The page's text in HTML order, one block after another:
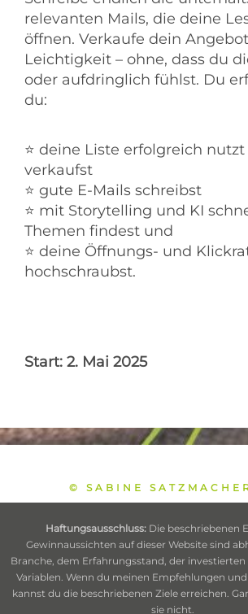
relevanten Mails, die deine
öffnen. Verkaufe dein
Leichtigkeit – ohne, dass du
oder aufdringlich fühlst. Du
du:
⭐ deine Liste erfolgreich
verkaufst
⭐ gute E-Mails schreibst
⭐ mit Storytelling und KI
Themen findest und
⭐ deine Öffnungs- und
hochschraubst.
Start: 2. Mai 2025
© SABINE
Haftungsausschluss: Die beschriebenen
Gewinnaussichten auf dieser Website sind
Branche, dem Erfahrungsstand, der
Variablen. Wenn du meinen Empfehlungen
kannst du die beschriebenen Ziele erreichen.
sie nicht.